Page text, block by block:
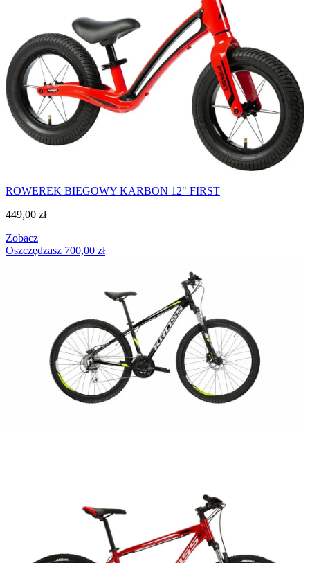
ROWEREK BIEGOWY KARBON 12" FIRST
449,00 zł
Zobacz
Oszczędzasz 700,00 zł